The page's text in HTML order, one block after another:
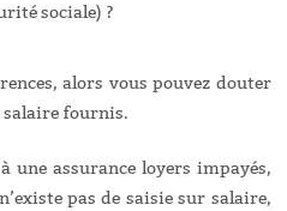
sociale) ?
alors vous pouvez douter
salaire fournis.
une assurance loyers impayés,
pas de saisie sur salaire,